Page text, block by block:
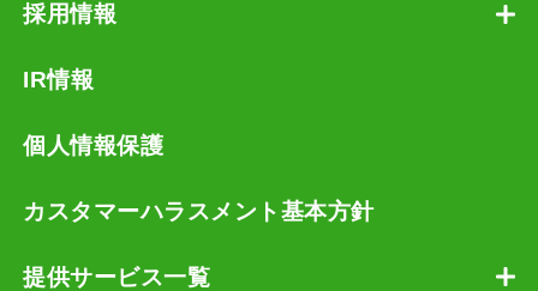
採用情報
IR情報
個人情報保護
カスタマーハラスメント基本方針
提供サービス一覧